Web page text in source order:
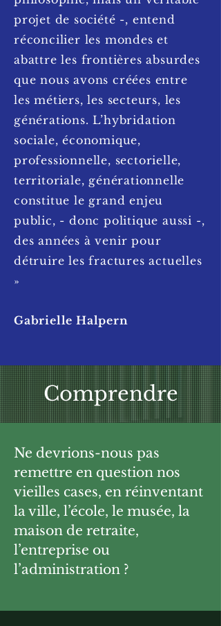
projet de société -, entend
réconcilier les mondes et
abattre les frontières absurdes
que nous avons créées entre
les métiers, les secteurs, les
générations. L’hybridation
sociale, économique,
professionnelle, sectorielle,
territoriale, générationnelle
constitue le grand enjeu
public, - donc politique aussi -,
des années à venir pour
détruire les fractures actuelles
»
Gabrielle Halpern
Comprendre
Ne devrions-nous pas
remettre en question nos
vieilles cases, en réinventant
la ville, l’école, le musée, la
maison de retraite,
l’entreprise ou
l’administration ?